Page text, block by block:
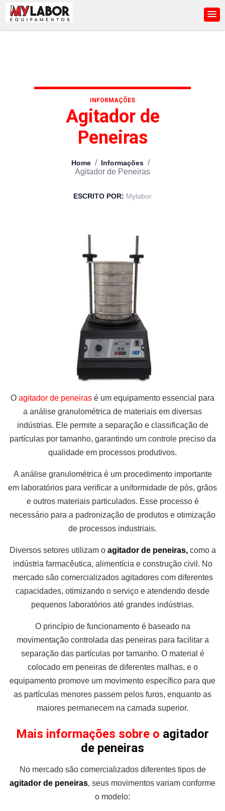
INFORMAÇÕES
Agitador de
Peneiras
Home / Informações /
Agitador de Peneiras
ESCRITO POR: Mylabor
O agitador de peneiras é um equipamento essencial para
a análise granulométrica de materiais em diversas
indústrias. Ele permite a separação e classificação de
partículas por tamanho, garantindo um controle preciso da
qualidade em processos produtivos.
A análise granulométrica é um procedimento importante
em laboratórios para verificar a uniformidade de pós, grãos
e outros materiais particulados. Esse processo é
necessário para a padronização de produtos e otimização
de processos industriais.
Diversos setores utilizam o agitador de peneiras,como a
indústria farmacêutica, alimentícia e construção civil. No
mercado são comercializados agitadores com diferentes
capacidades, otimizando o serviço e atendendo desde
pequenos laboratórios até grandes indústrias.
O princípio de funcionamento é baseado na
movimentação controlada das peneiras para facilitar a
separação das partículas por tamanho. O material é
colocado em peneiras de diferentes malhas, e o
equipamento promove um movimento específico para que
as partículas menores passem pelos furos, enquanto as
maiores permanecem na camada superior.
Mais informações sobre o agitador
de peneiras
No mercado são comercializados diferentes tipos de
agitador de peneiras, seus movimentos variam conforme
o modelo: